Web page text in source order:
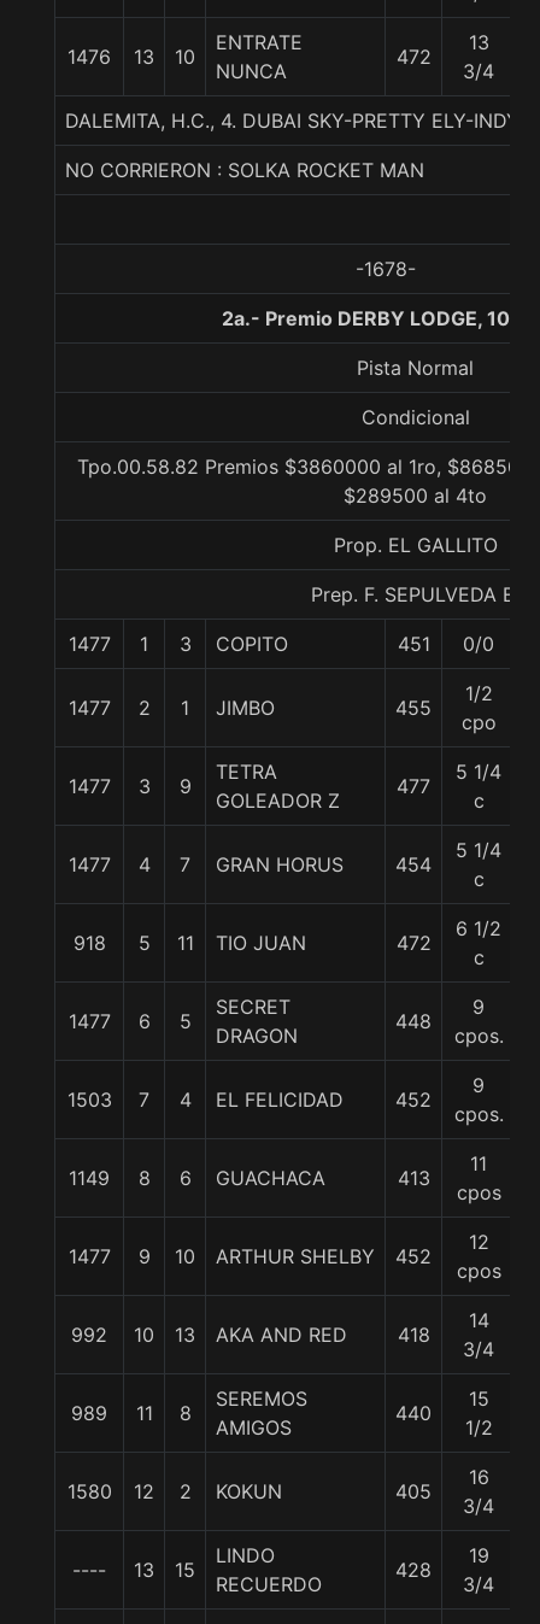
1476 13 10
ENTRATE
NUNCA
472
13
3/4
DALEMITA, H.C., 4. DUBAI SKY-PRETTY ELY-INDY
NO CORRIERON : SOLKA ROCKET MAN
-1678-
2a.- Premio DERBY LODGE,
Pista Normal
Condicional
Tpo.00.58.82 Premios $3860000 al 1ro,
$289500 al 4to
Prop. EL GALLITO
Prep. F. SEPULVEDA E.
1477 1 3 COPITO 451 0/0
1477 2 1 JIMBO 455
1/2
cpo
1477 3 9
TETRA
GOLEADOR Z
477
5 1/4
c
1477 4 7 GRAN HORUS 454
5 1/4
c
918 5 11 TIO JUAN 472
6 1/2
c
1477 6 5
SECRET
DRAGON
448
9
cpos.
1503 7 4 EL FELICIDAD 452
9
cpos.
1149 8 6 GUACHACA 413
11
cpos
1477 9 10 ARTHUR SHELBY 452
12
cpos
992 10 13 AKA AND RED 418
14
3/4
989 11 8
SEREMOS
AMIGOS
440
15
1/2
1580 12 2 KOKUN 405
16
3/4
---- 13 15
LINDO
RECUERDO
428
19
3/4